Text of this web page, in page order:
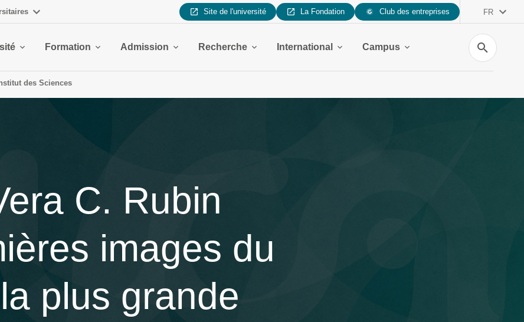
Site de l'université La Fondation Club des entreprises FR
Formation Admission Recherche International Campus
Recherche
des Sciences
C. Rubin
images du
plus grande